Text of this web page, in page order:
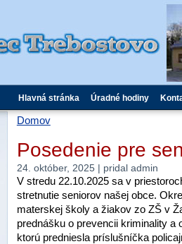
Hlavná stránka Úradné hodiny
Domov
Posedenie pre
24. október, 2025 | pridal admin
V stredu 22.10.2025 sa v
stretnutie seniorov našej obce.
materskej školy a žiakov zo ZŠ v
prednášku o prevencii kriminality a
ktorú predniesla príslušníčka